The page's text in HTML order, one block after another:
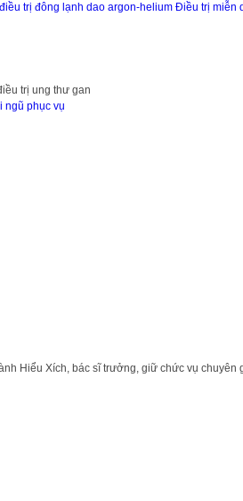
trị đông lạnh dao argon-helium Điều trị miễn
trị ung thư gan
ngũ phục vụ
Hiểu Xích, bác sĩ trưởng, giữ chức vụ